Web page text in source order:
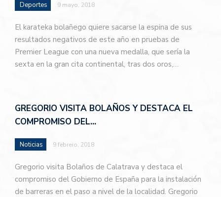
Deportes 9 mayo, 2018
El karateka bolañego quiere sacarse la espina de sus
resultados negativos de este año en pruebas de
Premier League con una nueva medalla, que sería la
sexta en la gran cita continental, tras dos oros,…
GREGORIO VISITA BOLAÑOS Y DESTACA EL
COMPROMISO DEL…
Noticias 9 febrero, 2018
Gregorio visita Bolaños de Calatrava y destaca el
compromiso del Gobierno de España para la instalación
de barreras en el paso a nivel de la localidad. Gregorio